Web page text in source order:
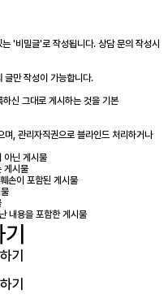
'비밀글'로 작성됩니다. 상담 문의 작성시
만 작성이 가능합니다.
신 그대로 게시하는 것을 기본
, 관리자직권으로 블라인드 처리하거나
아닌 게시물
게시물
손이 포함된 게시물
내용을 포함한 게시물
기
기